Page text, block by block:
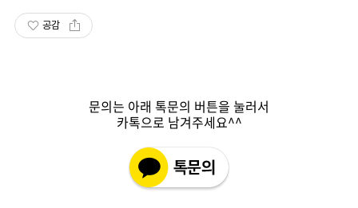
공감
문의는 아래 톡문의 버튼을 눌러서
카톡으로 남겨주세요^^